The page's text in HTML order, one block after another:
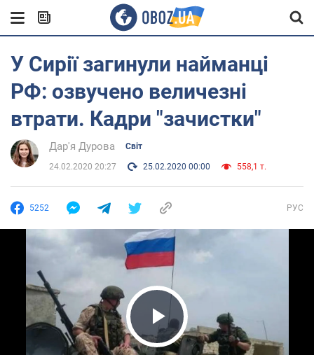
У Сирії загинули найманці
РФ: озвучено величезні
втрати. Кадри "зачистки"
Дар'я Дурова Світ
24.02.2020 20:27 25.02.2020 00:00 558,1 т.
5252 РУС
Play Video